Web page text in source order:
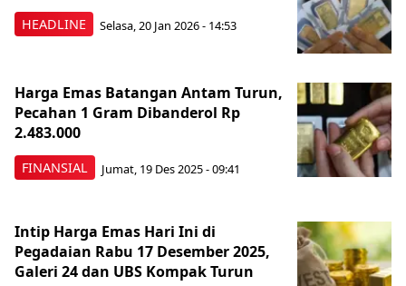
HEADLINE Selasa, 20 Jan 2026 - 14:53
FINANSIAL
Harga Emas Batangan Antam Turun,
Pecahan 1 Gram Dibanderol Rp
2.483.000
Jumat, 19 Des 2025 - 09:41
Intip Harga Emas Hari Ini di
Pegadaian Rabu 17 Desember 2025,
Galeri 24 dan UBS Kompak Turun